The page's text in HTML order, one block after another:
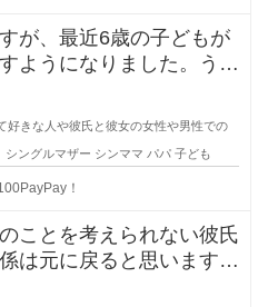
が、最近6歳の子どもが
ようになりました。うち
も完全に切
好きな人や彼氏と彼女の女性や男性での
シングルマザー シンママ パパ 子ども
！
ことを考えられない彼氏
は元に戻ると思いますか
な時でしょ